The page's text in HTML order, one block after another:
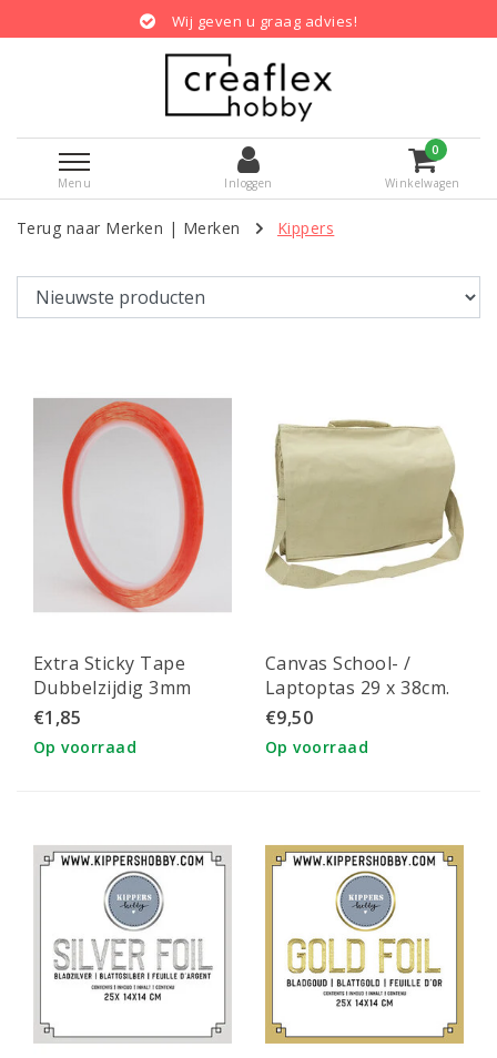
Wij geven u graag advies!
Menu Inloggen
0
Winkelwagen
Terug naar Merken | Merken Kippers
Extra Sticky Tape
Dubbelzijdig 3mm
10m
€1,85
Op voorraad
Canvas School- /
Laptoptas 29 x 38cm.
ecru
€9,50
Op voorraad